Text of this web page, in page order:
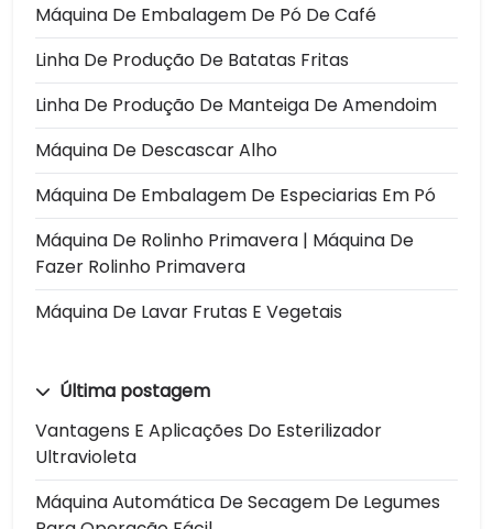
Máquina De Embalagem De Pó De Café
Linha De Produção De Batatas Fritas
Linha De Produção De Manteiga De Amendoim
Máquina De Descascar Alho
Máquina De Embalagem De Especiarias Em Pó
Máquina De Rolinho Primavera | Máquina De
Fazer Rolinho Primavera
Máquina De Lavar Frutas E Vegetais
Última postagem
Vantagens E Aplicações Do Esterilizador
Ultravioleta
Máquina Automática De Secagem De Legumes